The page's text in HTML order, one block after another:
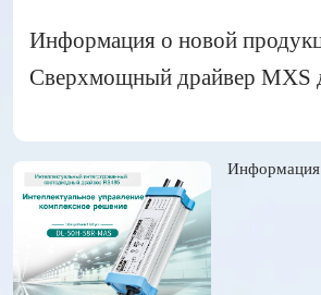
Информация о новой
Сверхмощный драйвер MXS
Вт!
Обновления новых продуктов